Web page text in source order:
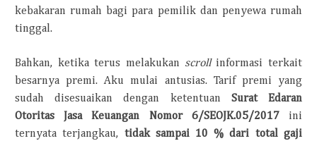
kebakaran rumah bagi para pemilik dan penyewa rumah
tinggal.
Bahkan, ketika terus melakukan scrollinformasi terkait
besarnya premi. Aku mulai antusias. Tarif premi yang
sudah disesuaikandengan ketentuan Surat Edaran
Otoritas Jasa Keuangan Nomor 6/SEOJK.05/2017 ini
ternyata terjangkau, tidak sampai 10 % dari total gaji